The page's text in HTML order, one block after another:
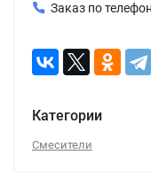
Заказ по
Категории
Смесители